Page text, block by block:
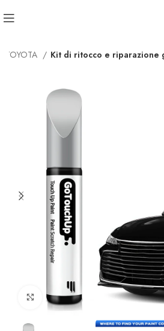
TOYOTA Kit di ritocco e riparazione
Clicca per ingrandire